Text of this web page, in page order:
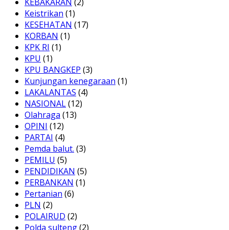
Keistrikan (1)
KESEHATAN (17)
KORBAN (1)
KPK RI (1)
KPU (1)
KPU BANGKEP (3)
Kunjungan kenegaraan (1)
LAKALANTAS (4)
NASIONAL(12)
Olahraga (13)
OPINI (12)
PARTAI (4)
Pemda balut. (3)
PEMILU (5)
PENDIDIKAN (5)
PERBANKAN (1)
Pertanian (6)
PLN (2)
POLAIRUD (2)
Polda sulteng(2)